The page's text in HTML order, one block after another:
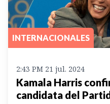
INTERNACIONALES
2:43 PM 21 jul. 2024
Kamala Harris
candidata del